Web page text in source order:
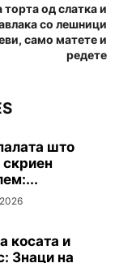
торта од слатка и
со лешници
само матете и
редете
што
косата и
Знаци на